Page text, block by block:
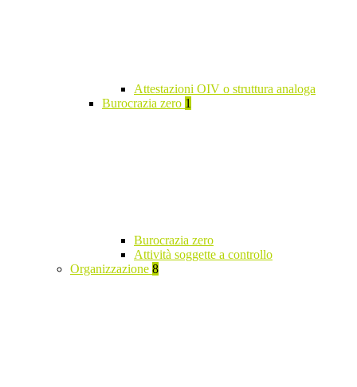
Attestazioni OIV o struttura analoga
Burocrazia zero 1
Burocrazia zero
Attività soggette a controllo
Organizzazione 8